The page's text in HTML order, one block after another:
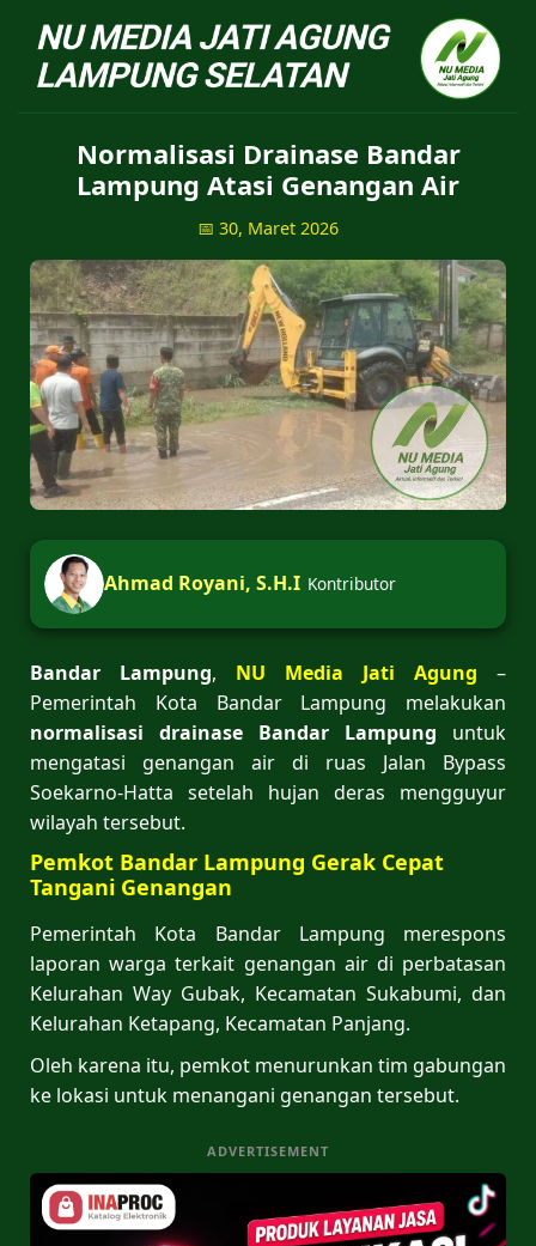
NU Jatiagung - Situs
Normalisasi Drainase Bandar
Lampung Atasi Genangan Air
📅 30, Maret 2026
Ahmad Royani, S.H.I Kontributor
Bandar Lampung, NU Media Jati Agung –
Pemerintah Kota Bandar Lampung melakukan
normalisasi drainase Bandar Lampung untuk
mengatasi genangan air di ruas Jalan Bypass
Soekarno-Hatta setelah hujan deras mengguyur
wilayah tersebut.
Pemkot Bandar Lampung Gerak Cepat
Tangani Genangan
Pemerintah Kota Bandar Lampung merespons
laporan warga terkait genangan air di perbatasan
Kelurahan Way Gubak, Kecamatan Sukabumi, dan
Kelurahan Ketapang, Kecamatan Panjang.
Oleh karena itu, pemkot menurunkan tim gabungan
ke lokasi untuk menangani genangan tersebut.
ADVERTISEMENT